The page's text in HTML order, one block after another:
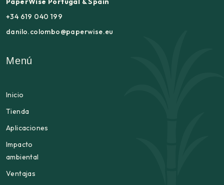
+34 619 040 199
danilo.colombo@paperwise.eu
Menú
Inicio
Tienda
Aplicaciones
Impacto
ambiental
Ventajas